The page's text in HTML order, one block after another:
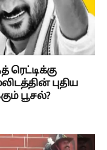
புதிய
பூசல்?